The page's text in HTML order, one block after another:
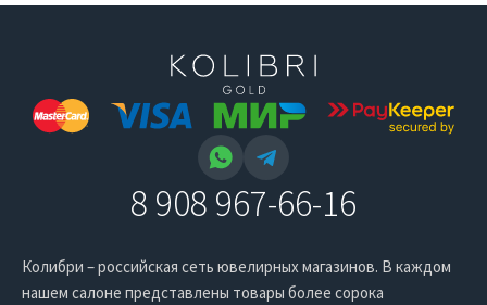
8 908 967-66-16
Колибри – российская сеть ювелирных магазинов. В каждом
нашем салоне представлены товары более сорока